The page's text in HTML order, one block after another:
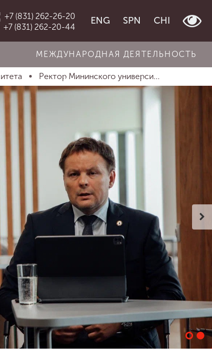
+7 (831) 262-26-20
+7 (831) 262-20-44
ENG SPN CHI
МЕЖДУНАРОДНАЯ ДЕЯТЕЛЬНОСТЬ
Ректор Мининского универси...